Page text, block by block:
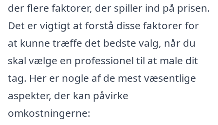
der flere faktorer, der spiller ind på prisen.
Det er vigtigt at forstå disse faktorer for
at kunne træffe det bedste valg, når du
skal vælge en professionel til at male dit
tag. Her er nogle af de mest væsentlige
aspekter, der kan påvirke
omkostningerne: